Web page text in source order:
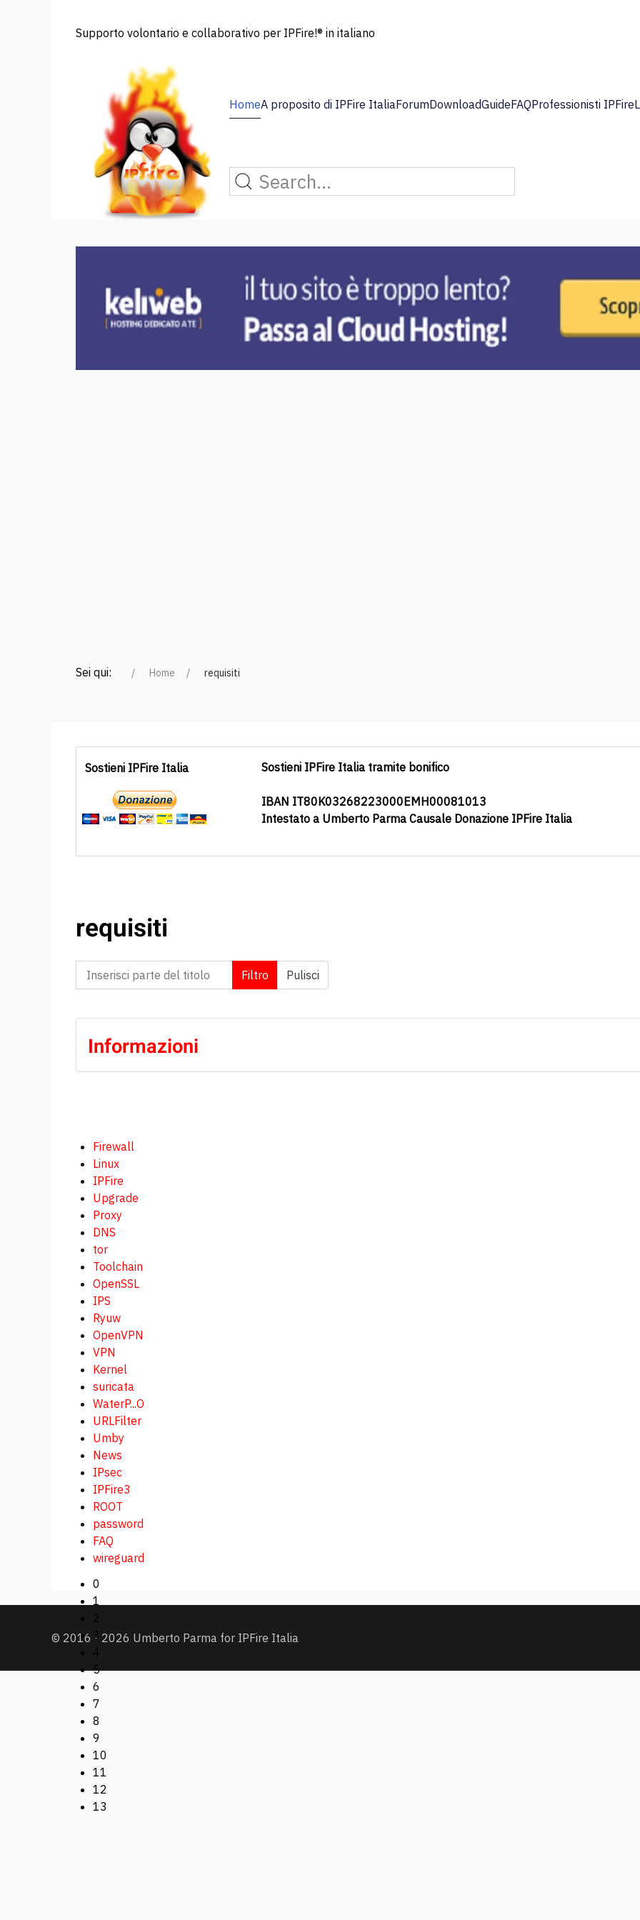
Supporto volontario e collaborativo per IPFire!® in italiano
HomeA proposito di IPFire ItaliaForumDownloadGuideFAQProfessionisti IPFire
0
1
2
3
4
5
6
7
8
9
10
11
12
13
Sei qui: Home requisiti
Sostieni IPFire Italia Sostieni IPFire Italia tramite bonifico
IBAN IT80K03268223000EMH00081013
Intestato a Umberto Parma Causale Donazione IPFire Italia
requisiti
Inserisci parte del titolo Filtro Pulisci
Informazioni
Firewall
Linux
IPFire
Upgrade
Proxy
DNS
tor
Toolchain
OpenSSL
IPS
Ryuw
OpenVPN
VPN
Kernel
suricata
WaterP...O
URLFilter
Umby
News
IPsec
IPFire3
ROOT
password
FAQ
wireguard
© 2016 - 2026 Umberto Parma for IPFire Italia